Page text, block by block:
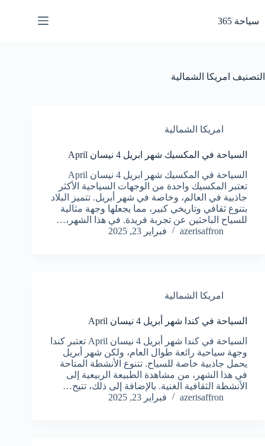
المحتوى
سياحة 365
التصنيف امريكا الشمالية
امريكا الشمالية
السياحة في المكسيك شهر ابريل 4 نيسان April
السياحة في المكسيك شهر ابريل 4 نيسان April
تعتبر المكسيك واحدة من الوجهات السياحية الأكثر
جاذبية في العالم، وخاصة في شهر أبريل. تتميز البلاد
بتنوع ثقافي وتاريخي كبير، مما يجعلها وجهة مثالية
للسياح الباحثين عن تجربة فريدة. في هذا الشهر،…
azerisaffron
فبراير 23, 2025
امريكا الشمالية
السياحة في كندا شهر أبريل 4 نيسان April
السياحة في كندا شهر أبريل 4 نيسان April تعتبر كندا
وجهة سياحية رائعة طوال العام، ولكن شهر أبريل
يحمل جاذبية خاصة للسياح. تتنوع الأنشطة المتاحة
في هذا الشهر، من مشاهدة الطبيعة الربيعية إلى
الأنشطة الثقافية الغنية. بالإضافة إلى ذلك، تتيح…
azerisaffron
فبراير 23, 2025